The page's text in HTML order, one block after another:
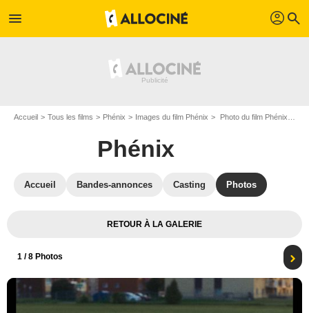
menu profil search
Accueil Tous les films Phénix Images du film Phénix Photo du film Phénix - Photo 1
Phénix
Accueil Bandes-annonces Casting Photos
RETOUR À LA GALERIE
1 / 8 Photos